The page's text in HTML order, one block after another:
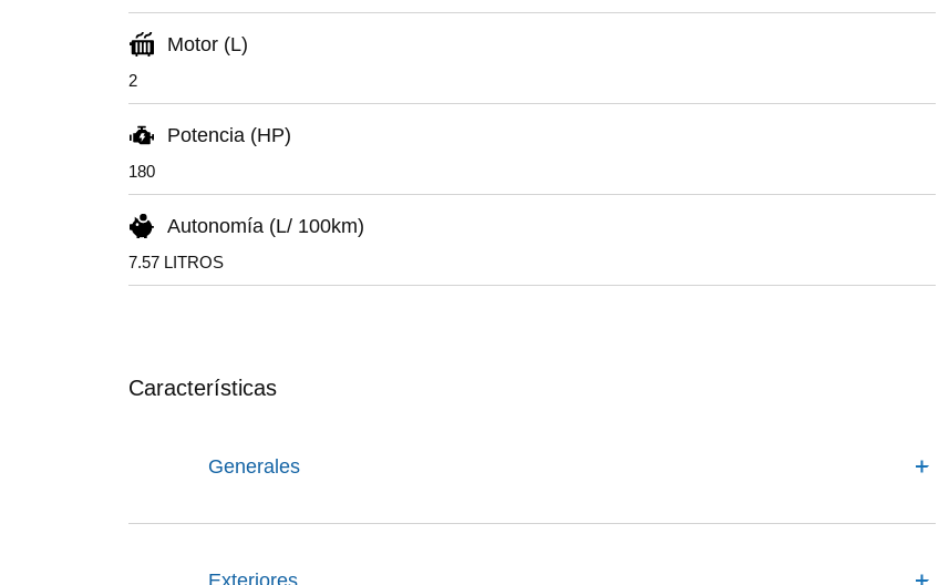
Motor (L)
2
Potencia (HP)
180
Autonomía (L/ 100km)
7.57 LITROS
Características
Generales
Exteriores